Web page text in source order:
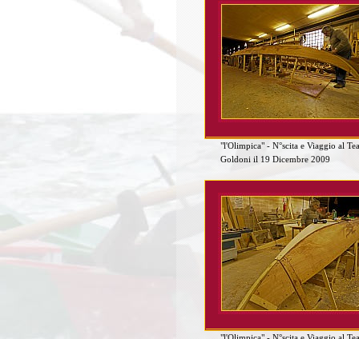
"l'Olimpica" - N°scita e Viaggio al
Goldoni il 19 Dicembre 2009